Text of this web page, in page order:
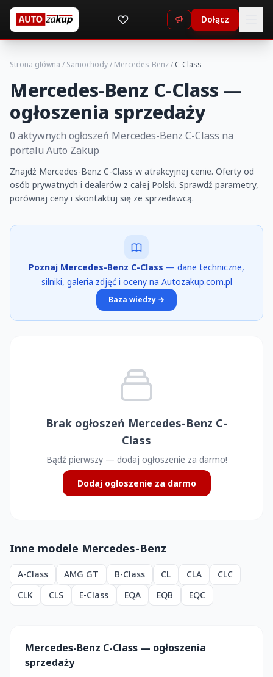
Dołącz
Strona główna / Samochody/ Mercedes-Benz/ C-Class
Mercedes-Benz C-Class —
ogłoszenia sprzedaży
0 aktywnych ogłoszeń Mercedes-Benz C-Class na
portalu Auto Zakup
Znajdź Mercedes-Benz C-Class w atrakcyjnej cenie. Oferty od
osób prywatnych i dealerów z całej Polski. Sprawdź parametry,
porównaj ceny i skontaktuj się ze sprzedawcą.
Poznaj Mercedes-Benz C-Class — dane techniczne,
silniki, galeria zdjęć i oceny na Autozakup.com.pl
Baza wiedzy →
Brak ogłoszeń Mercedes-Benz C-
Class
Bądź pierwszy — dodaj ogłoszenie za darmo!
Dodaj ogłoszenie za darmo
Inne modele Mercedes-Benz
A-Class AMG GT B-Class CL CLA
CLC
CLK
CLS E-Class EQA EQB EQC
Mercedes-Benz C-Class — ogłoszenia
sprzedaży